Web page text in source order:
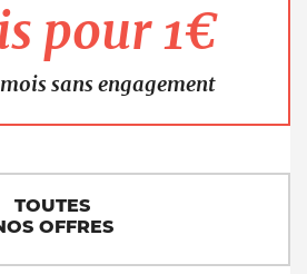
pour 1€
sans engagement
TOUTES
OFFRES